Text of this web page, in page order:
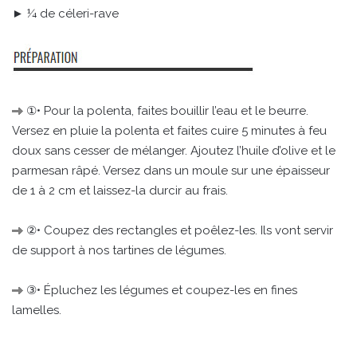
► ¼ de céleri-rave
①• Pour la polenta, faites bouillir l’eau et le beurre.
Versez en pluie la polenta et faites cuire 5 minutes à feu
doux sans cesser de mélanger. Ajoutez l’huile d’olive et le
parmesan râpé. Versez dans un moule sur une épaisseur
de 1 à 2 cm et laissez-la durcir au frais.
②• Coupez des rectangles et poêlez-les. Ils vont servir
de support à nos tartines de légumes.
③• Épluchez les légumes et coupez-les en fines
lamelles.